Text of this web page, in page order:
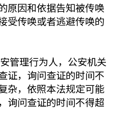
原因和依据告知被传唤
受传唤或者逃避传唤的
管理行为人，公安机关
证，询问查证的时间不
杂，依照本法规定可能
询问查证的时间不得超